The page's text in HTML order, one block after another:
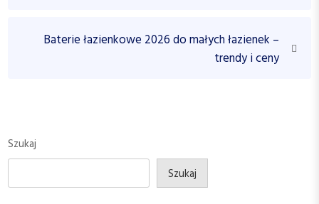
w
i
t
s
t
Baterie łazienkowe 2026 do małych łazienek –
trendy i ceny
Szukaj
Szukaj